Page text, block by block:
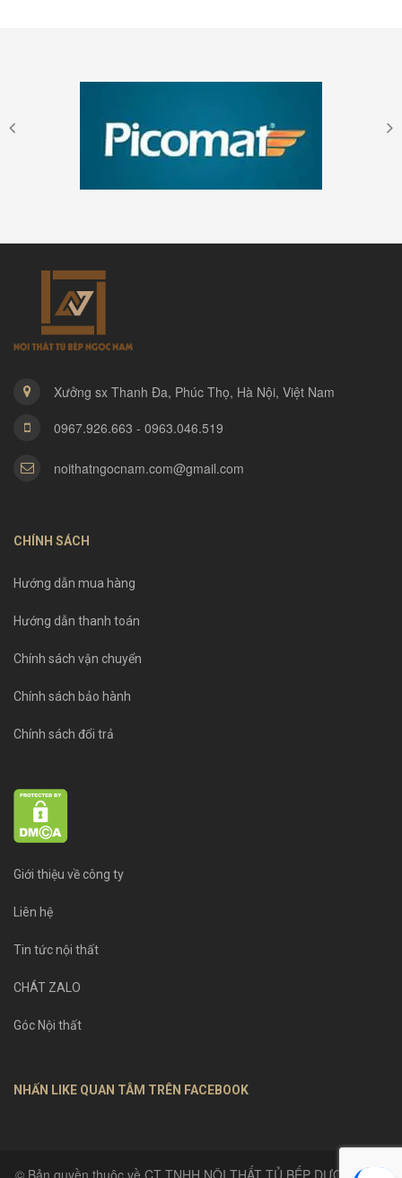
Xưởng sx Thanh Đa, Phúc Thọ, Hà Nội, Việt Nam
0967.926.663 - 0963.046.519
noithatngocnam.com@gmail.com
CHÍNH SÁCH
Hướng dẫn mua hàng
Hướng dẫn thanh toán
Chính sách vận chuyển
Chính sách bảo hành
Chính sách đổi trả
Giới thiệu về công ty
Liên hệ
Tin tức nội thất
CHÁT ZALO
Góc Nội thất
NHẤN LIKE QUAN TÂM TRÊN FACEBOOK
© Bản quyền thuộc về CT TNHH NỘI THẤT TỦ BẾP DƯƠNG GIA